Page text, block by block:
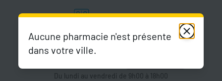
Du lundi au vendredi de 9h00 à 18h00
Aucune pharmacie n'est présente
dans votre ville.